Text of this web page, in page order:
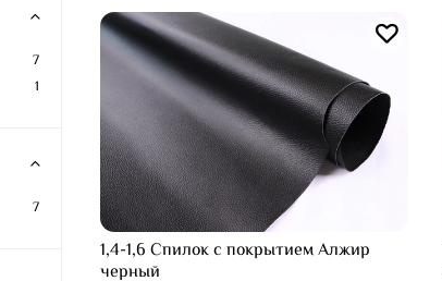
1,4-1,6 Спилок с покрытием Алжир
черный
7
1
7